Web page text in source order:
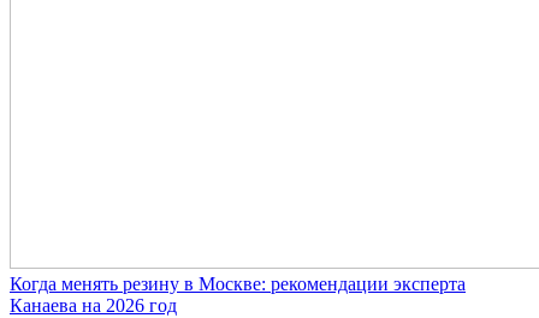
Когда менять резину в Москве: рекомендации эксперта
Канаева на 2026 год